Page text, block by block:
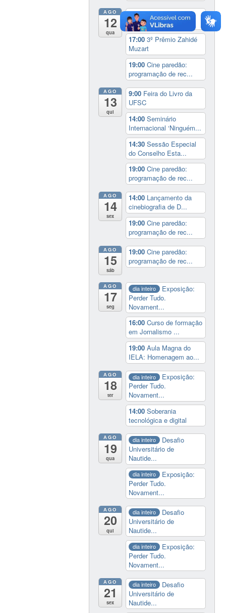
AGO
12
qua
9:00Feira do Livro da
UFSC
17:003º Prêmio Zahidé
Muzart
19:00Cine paredão:
programação de rec...
AGO
13
qui
9:00 Feira do Livro da
UFSC
14:00Seminário
Internacional ‘Ninguém...
14:30Sessão Especial
do Conselho Esta...
19:00Cine paredão:
programação de rec...
AGO
14
sex
14:00 Lançamento da
cinebiografia de D...
19:00Cine paredão:
programação de rec...
AGO
15
sáb
19:00Cine paredão:
programação de rec...
AGO
17
seg
dia inteiro
Exposição:
Perder Tudo.
Novament...
16:00Curso de formação
em Jornalismo ...
19:00Aula Magna do
IELA: Homenagem ao...
AGO
18
ter
dia inteiro
Exposição:
Perder Tudo.
Novament...
14:00Soberania
tecnológica e digital
AGO
19
qua
dia inteiro
Desafio
Universitário de
Nautide...
dia inteiro
Exposição:
Perder Tudo.
Novament...
AGO
20
qui
dia inteiro
Desafio
Universitário de
Nautide...
dia inteiro
Exposição:
Perder Tudo.
Novament...
AGO
21
sex
dia inteiro
Desafio
Universitário de
Nautide...